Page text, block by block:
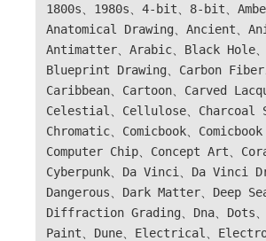
1800s、1980s、4-bit、8-bit、
Anatomical Drawing、Ancient、
Antimatter、Arabic、Black Hole、
Blueprint Drawing、Carbon Fiber
Caribbean、Cartoon、Carved
Celestial、Cellulose、Charcoal
Chromatic、Comicbook、Comicbook
Computer Chip、Concept Art、
Cyberpunk、Da Vinci、Da Vinci
Dangerous、Dark Matter、Deep
Diffraction Grading、Dna、Dots
Paint、Dune、Electrical、